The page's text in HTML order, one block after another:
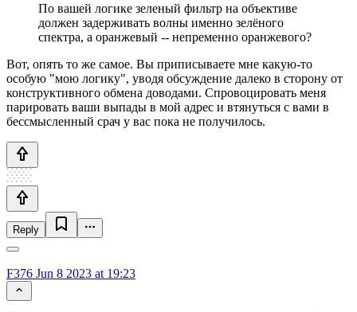
По вашей логике зеленый фильтр на объективе
должен задерживать волны именно зелёного
спектра, а оранжевый -- непременно оранжевого?
Вот, опять то же самое. Вы приписываете мне какую-то
особую "мою логику", уводя обсуждение далеко в сторону от
конструктивного обмена доводами. Спровоцировать меня
парировать ваши выпады в мой адрес и втянуться с вами в
бессмысленный срач у вас пока не получилось.
Reply
F376 Jun 8 2023 at 19:23